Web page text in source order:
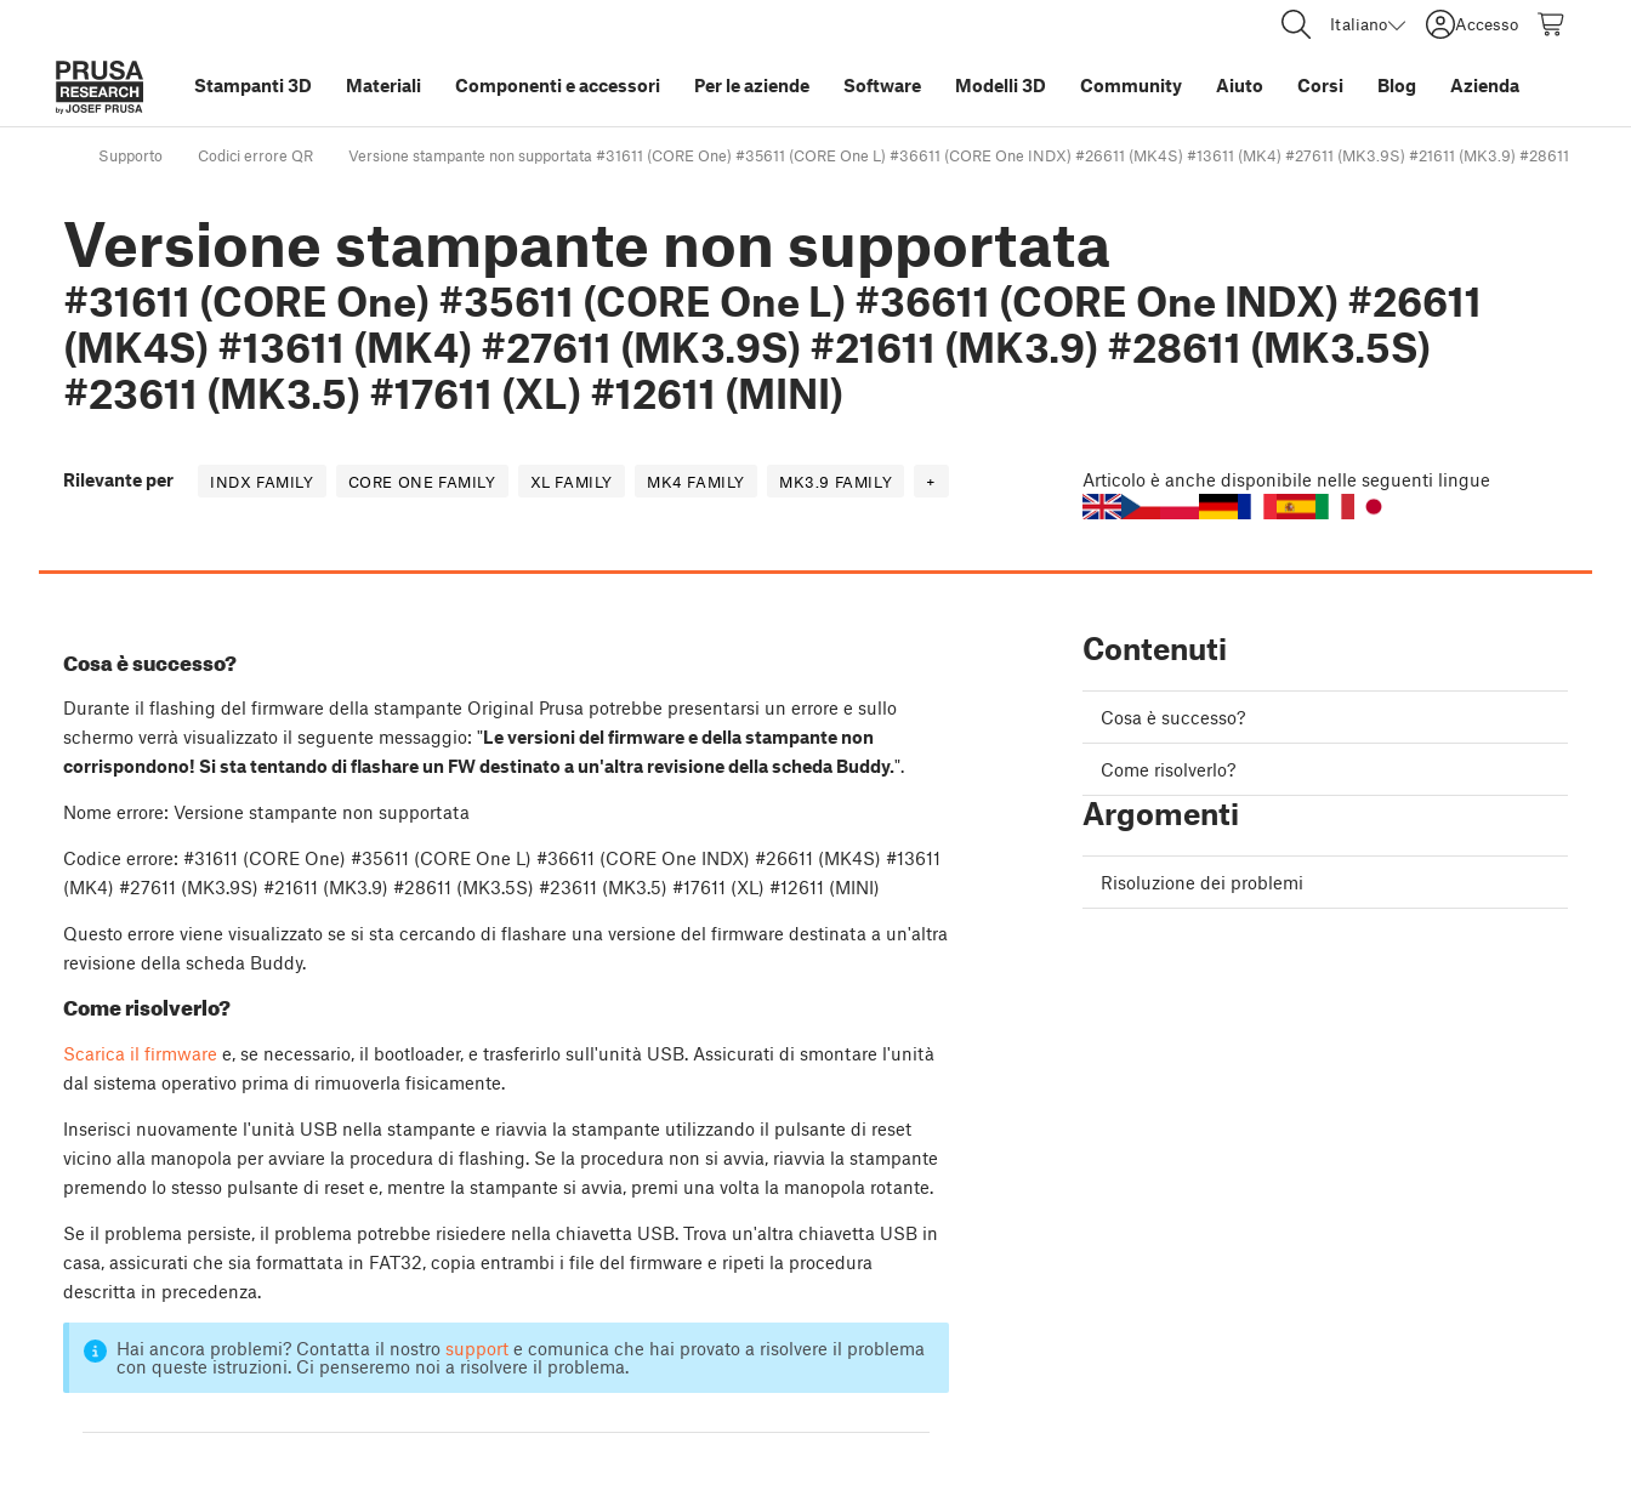
Italiano Accesso
Stampanti 3D Materiali Componenti e accessori Per le aziende Software Modelli 3D Community Aiuto Corsi Blog Azienda
Supporto Codici errore QR Versione stampante non supportata #31611 (CORE One) #35611 (CORE One L) #36611 (CORE One INDX) #26611 (MK4S) #13611 (MK4) #27611 (MK3.9S) #21611 (MK3.9) #28611
Versione stampante non supportata
#31611 (CORE One) #35611 (CORE One L) #36611 (CORE One INDX) #26611
(MK4S) #13611 (MK4) #27611 (MK3.9S) #21611 (MK3.9) #28611 (MK3.5S)
#23611 (MK3.5) #17611 (XL) #12611 (MINI)
Rilevante per INDX FAMILY CORE ONE FAMILY XL FAMILY MK4 FAMILY MK3.9 FAMILY + Articolo è anche disponibile nelle seguenti lingue
Cosa è successo?
Durante il flashing del firmware della stampante Original Prusa potrebbe presentarsi un errore e sullo
schermo verrà visualizzato il seguente messaggio: "Le versioni del firmware e della stampante non
corrispondono! Si sta tentando di flashare un FW destinato a un'altra revisione della scheda Buddy.".
Nome errore: Versione stampante non supportata
Codice errore: #31611 (CORE One) #35611 (CORE One L) #36611 (CORE One INDX) #26611 (MK4S) #13611
(MK4) #27611 (MK3.9S) #21611 (MK3.9) #28611 (MK3.5S) #23611 (MK3.5) #17611 (XL) #12611 (MINI)
Questo errore viene visualizzato se si sta cercando di flashare una versione del firmware destinata a un'altra
revisione della scheda Buddy.
Come risolverlo?
Scarica il firmware e, se necessario, il bootloader, e trasferirlo sull'unità USB. Assicurati di smontare l'unità
dal sistema operativo prima di rimuoverla fisicamente.
Inserisci nuovamente l'unità USB nella stampante e riavvia la stampante utilizzando il pulsante di reset
vicino alla manopola per avviare la procedura di flashing. Se la procedura non si avvia, riavvia la stampante
premendo lo stesso pulsante di reset e, mentre la stampante si avvia, premi una volta la manopola rotante.
Se il problema persiste, il problema potrebbe risiedere nella chiavetta USB. Trova un'altra chiavetta USB in
casa, assicurati che sia formattata in FAT32, copia entrambi i file del firmware e ripeti la procedura
descritta in precedenza.
Hai ancora problemi? Contatta il nostro supporte comunica che hai provato a risolvere il problema
con queste istruzioni. Ci penseremo noi a risolvere il problema.
Contenuti
Cosa è successo?
Come risolverlo?
Argomenti
Risoluzione dei problemi